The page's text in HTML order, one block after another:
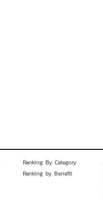
Ranking By Category
Ranking by Benefit